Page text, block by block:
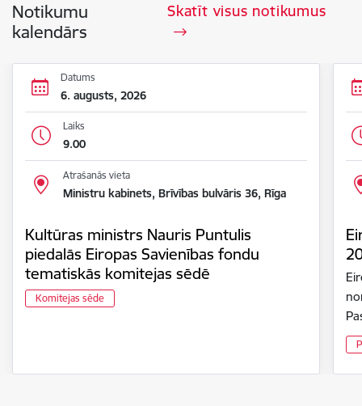
Notikumu
kalendārs
Skatīt visus notikumus
Datums
6. augusts, 2026
Laiks
9.00
Atrašanās vieta
Ministru kabinets, Brīvības bulvāris 36, Rīga
Kultūras ministrs Nauris Puntulis
piedalās Eiropas Savienības fondu
tematiskās komitejas sēdē
Komitejas sēde